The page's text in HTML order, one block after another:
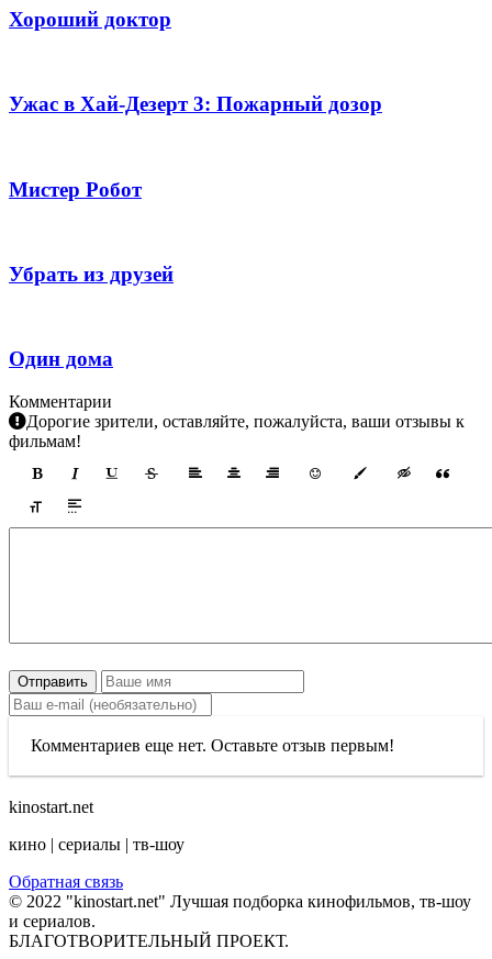
Хороший доктор
Ужас в Хай-Дезерт 3: Пожарный дозор
Мистер Робот
Убрать из друзей
Один дома
Комментарии
Дорогие зрители, оставляйте, пожалуйста, ваши отзывы к
фильмам!
Отправить
Комментариев еще нет. Оставьте отзыв первым!
kinostart.net
кино | сериалы | тв-шоу
Обратная связь
© 2022 "kinostart.net" Лучшая подборка кинофильмов, тв-шоу
и сериалов.
БЛАГОТВОРИТЕЛЬНЫЙ ПРОЕКТ.